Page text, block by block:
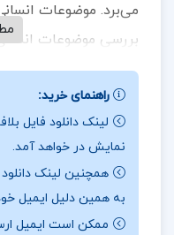
می‌برد. موضوعات
بررسی موضوعات
خانوادگی، تأثیرات
بزرگ شدن در محیطی
می‌توانند برای
برای خرید و دانلود
درباره و خلاصه کتاب
راهنمای خرید:
لینک دانلود فایل
نمایش در خواهد آمد.
همچنین لینک
به همین دلیل ایمیل